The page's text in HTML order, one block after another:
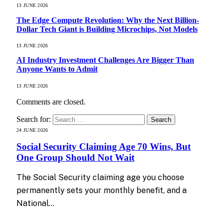
13 JUNE 2026
The Edge Compute Revolution: Why the Next Billion-
Dollar Tech Giant is Building Microchips, Not Models
13 JUNE 2026
AI Industry Investment Challenges Are Bigger Than
Anyone Wants to Admit
13 JUNE 2026
Comments are closed.
Search for:
24 JUNE 2026
Social Security Claiming Age 70 Wins, But
One Group Should Not Wait
The Social Security claiming age you choose
permanently sets your monthly benefit, and a
National…